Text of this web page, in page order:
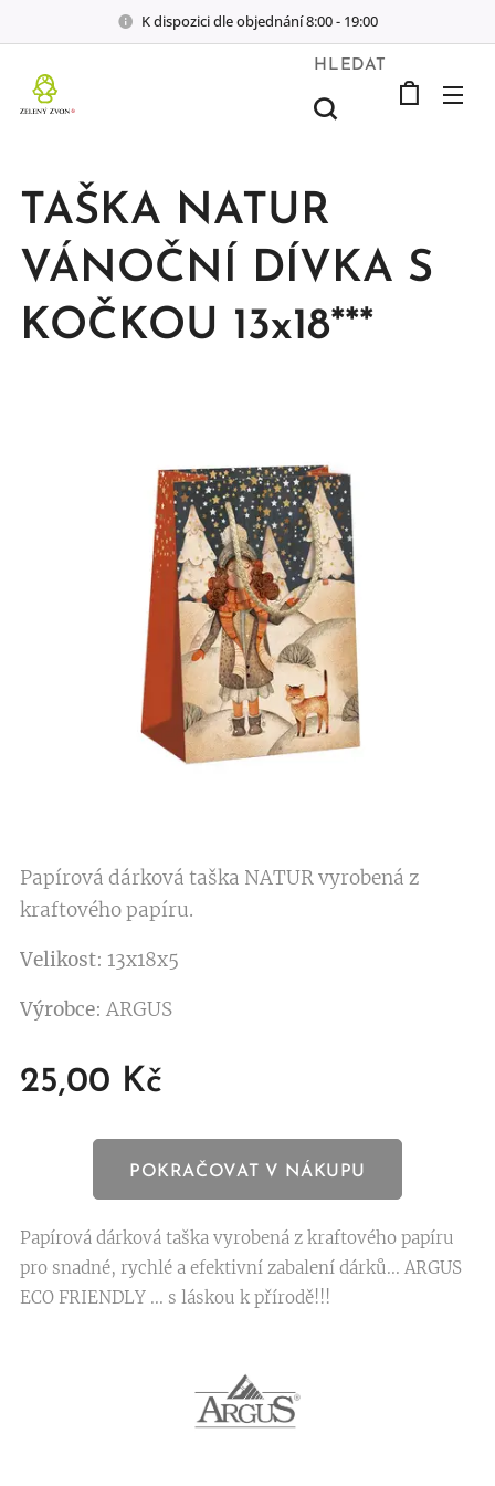
K dispozici dle objednání 8:00 - 19:00
HLEDAT
TAŠKA NATUR
VÁNOČNÍ DÍVKA S
KOČKOU 13x18***
Papírová dárková taška NATUR vyrobená z
kraftového papíru.
Velikost: 13x18x5
Výrobce: ARGUS
25,00 Kč
POKRAČOVAT V NÁKUPU
Papírová dárková taška vyrobená z kraftového papíru
pro snadné, rychlé a efektivní zabalení dárků... ARGUS
ECO FRIENDLY ... s láskou k přírodě!!!